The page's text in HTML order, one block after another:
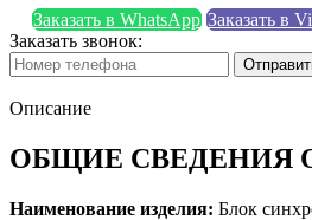
Заказать в WhatsApp Заказать в
Заказать звонок:
Описание
ОБЩИЕ СВЕДЕНИЯ
Наименование изделия: Блок